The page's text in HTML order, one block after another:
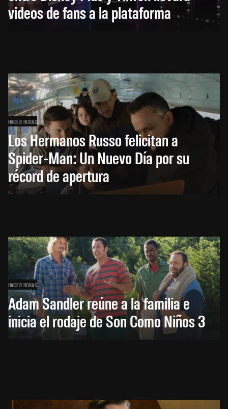
videos de fans a la plataforma
HACE 8 HORAS
Los Hermanos Russo felicitan a
Spider-Man: Un Nuevo Día por su
récord de apertura
HACE 8 HORAS
Adam Sandler reúne a la familia e
inicia el rodaje de Son Como Niños 3